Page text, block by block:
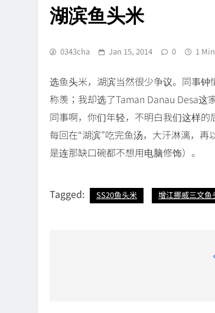
湖滨鱼头米
0343cha Jan 15, 2014 0 1
选鱼头米，湖滨当然很少争议。同事
称羡；我却选了Taman Danau Desa这
同事啊，你们年轻，不明白我们这样的
每回在“湖滨”吃完鱼汤，大汗淋漓，
是连那缺口碗都不想用电脑修饰）。
Tagged: SS20鱼头米 增江挪威三文鱼